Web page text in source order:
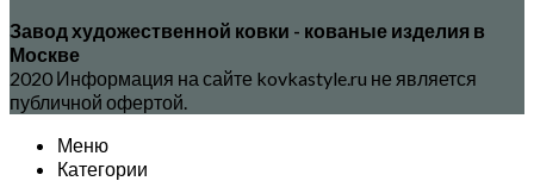
Завод художественной ковки - кованые изделия в
Москве
2020 Информация на сайте kovkastyle.ru не является
публичной офертой.
Меню
Категории